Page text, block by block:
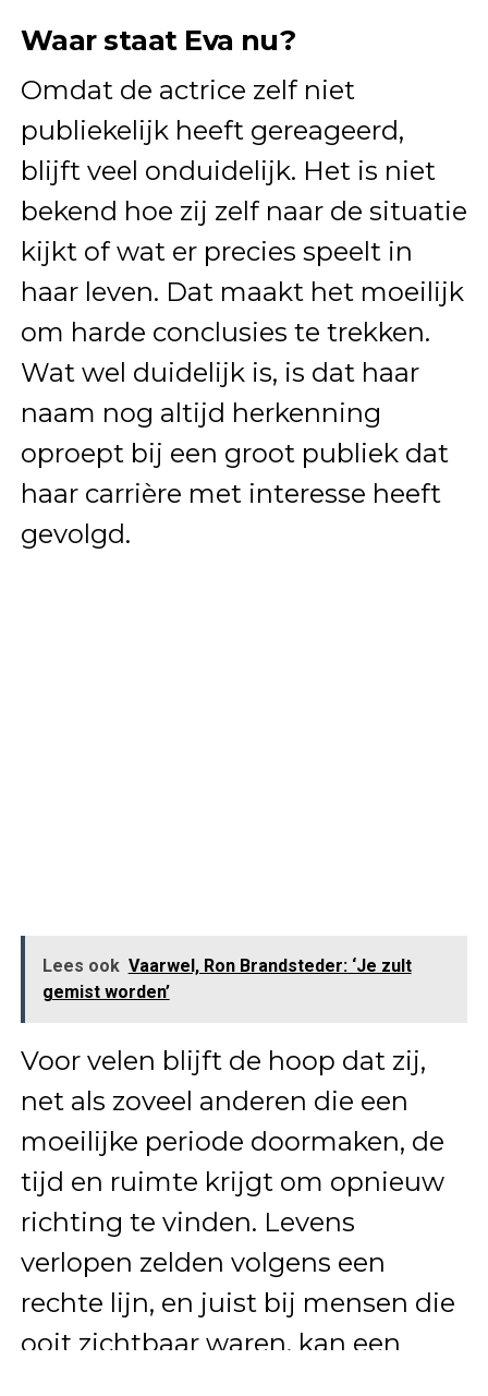
Waar staat Eva nu?
Omdat de actrice zelf niet
publiekelijk heeft gereageerd,
blijft veel onduidelijk. Het is niet
bekend hoe zij zelf naar de situatie
kijkt of wat er precies speelt in
haar leven. Dat maakt het moeilijk
om harde conclusies te trekken.
Wat wel duidelijk is, is dat haar
naam nog altijd herkenning
oproept bij een groot publiek dat
haar carrière met interesse heeft
gevolgd.
Lees ook Vaarwel, Ron Brandsteder: ‘Je zult
gemist worden’
Voor velen blijft de hoop dat zij,
net als zoveel anderen die een
moeilijke periode doormaken, de
tijd en ruimte krijgt om opnieuw
richting te vinden. Levens
verlopen zelden volgens een
rechte lijn, en juist bij mensen die
ooit zichtbaar waren, kan een